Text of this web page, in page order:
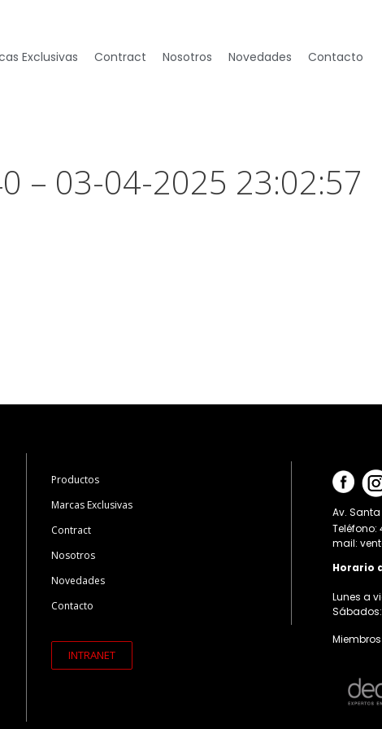
Exclusivas Contract Nosotros Novedades Contacto
– 03-04-2025 23:02:57
Productos
Marcas Exclusivas
Contract
Nosotros
Novedades
Contacto
INTRANET
Av. Santa
Teléfono:
mail:
Horario
Lunes a
Sábados: